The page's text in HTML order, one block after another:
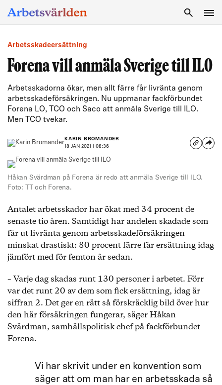
Arbetsskadeersättning
Forena vill anmäla Sverige till ILO
Arbetsskadorna ökar, men allt färre får livränta genom
arbetsskadeförsäkringen. Nu uppmanar fackförbundet
Forena LO, TCO och Saco att anmäla Sverige till ILO.
Men TCO tvekar.
KARIN BROMANDER
18 JAN 2021 | 08:36
Håkan Svärdman på Forena är redo att anmäla Sverige till ILO.
Foto: TT och Forena.
Antalet arbetsskador har ökat med 34 procent de
senaste tio åren. Samtidigt har andelen skadade som
får ut livränta genom arbetsskadeförsäkringen
minskat drastiskt: 80 procent färre får ersättning idag
jämfört med för femton år sedan.
– Varje dag skadas runt 130 personer i arbetet. Förr
var det runt 20 av dem som fick ersättning, idag är
siffran 2. Det ger en rätt så förskräcklig bild över hur
den här försäkringen fungerar, säger Håkan
Svärdman, samhällspolitisk chef på fackförbundet
Forena.
Vi har skrivit under en konvention som
säger att om man har en arbetsskada så